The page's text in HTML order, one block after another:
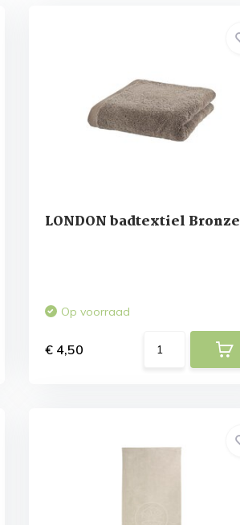
LONDON badtextiel Bronze
Op voorraad
€ 4,50